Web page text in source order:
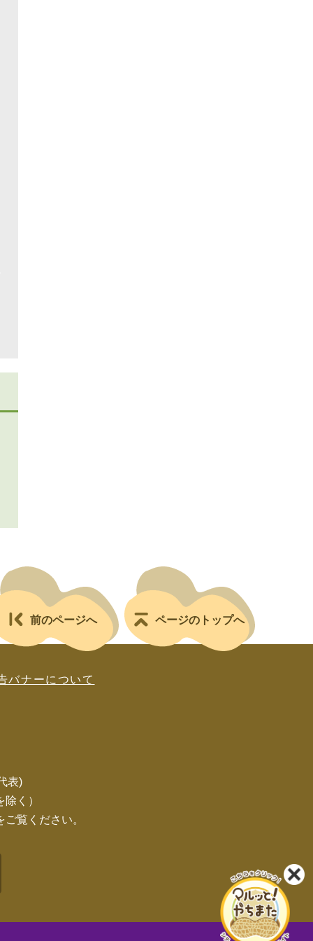
前のページへ ページのトップへ
バナーについて
表)
く）
覧ください。